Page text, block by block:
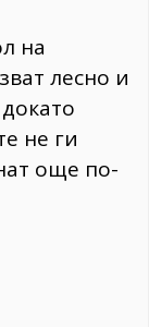
на
лесно и
не ги
още по-